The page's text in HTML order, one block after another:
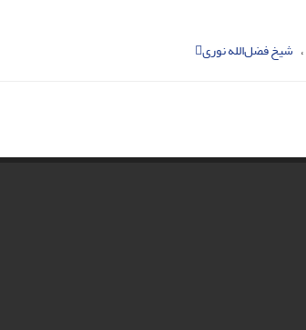
شیخ فضل‌الله نوری